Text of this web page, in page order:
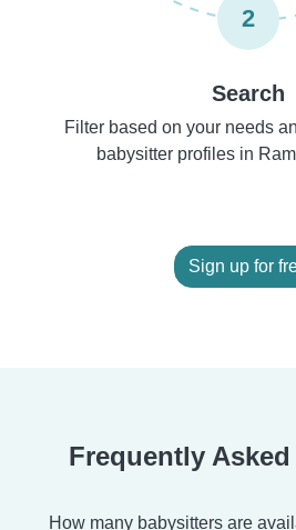
2
Search
Filter based on your needs
babysitter profiles in
Sign up for
Frequently
How many babysitters are